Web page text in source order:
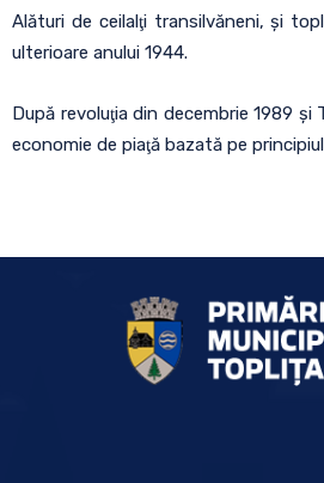
Alături de ceilalţi transilvăneni, şi
ulterioare anului 1944.
După revoluţia din decembrie 1989
economie de piaţă bazată pe